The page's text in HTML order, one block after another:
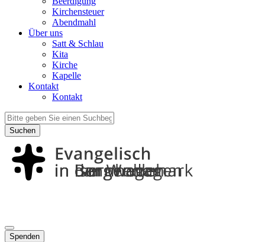
Kirchensteuer
Abendmahl
Über uns
Satt & Schlau
Kita
Kirche
Kapelle
Kontakt
Kontakt
Suchen
Spenden